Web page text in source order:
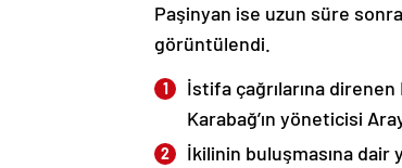
Paşinyan ise uzun süre
görüntülendi.
İstifa çağrılarına direnen
Karabağ’ın yöneticisi
İkilinin buluşmasına dair